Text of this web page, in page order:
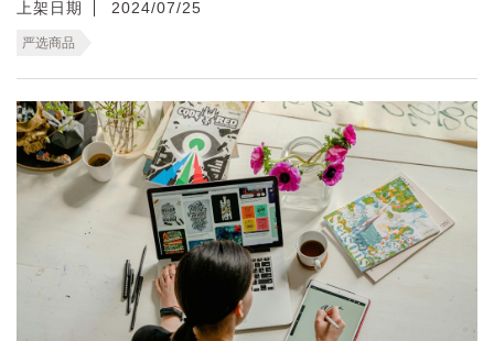
上架日期 2024/07/25
严选商品